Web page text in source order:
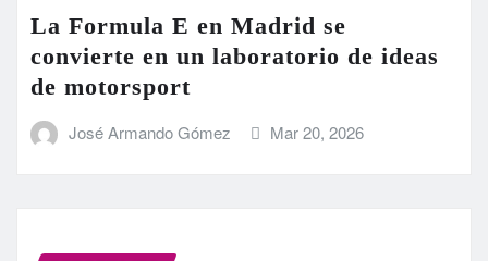
La Formula E en Madrid se
convierte en un laboratorio de ideas
de motorsport
José Armando Gómez Mar 20, 2026